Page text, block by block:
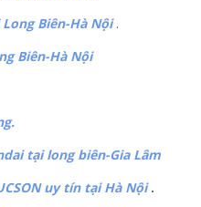
Biên-Hà Nội.
Biên-Hà Nội
tại long biên-Gia Lâm
uy tín tại Hà Nội.